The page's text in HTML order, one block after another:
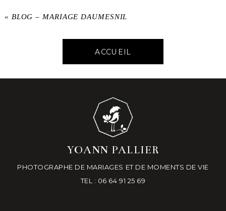
« BLOG – MARIAGE DAUMESNIL
ACCUEIL
YOANN PALLIER
PHOTOGRAPHE DE MARIAGES ET DE MOMENTS DE VIE
TEL : 06 64 91 25 69